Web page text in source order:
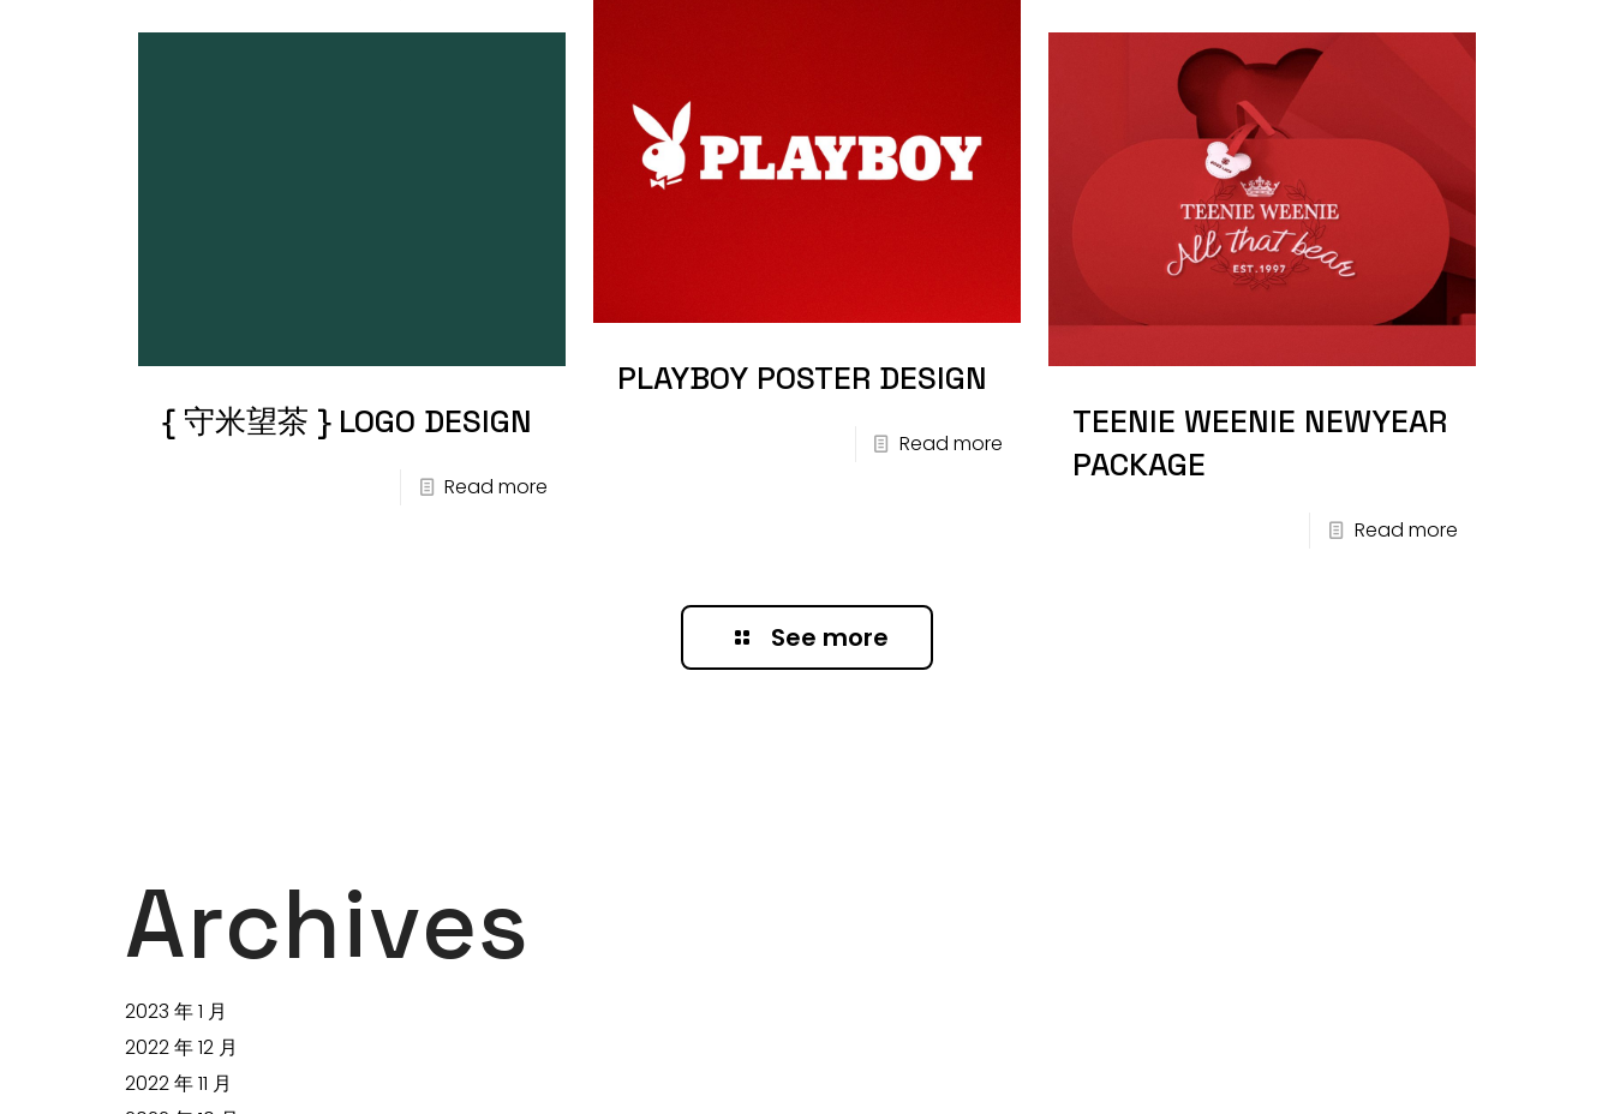
PLAYBOY POSTER DESIGN
Read more
{ 守米望茶 } LOGO DESIGN
Read more
TEENIE WEENIE NEWYEAR
PACKAGE
Read more
See more
Archives
2023 年 1 月
2022 年 12 月
2022 年 11 月